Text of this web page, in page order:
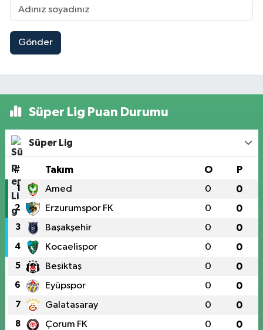
Gönder
Süper Lig Puan Durumu
Süper Lig
# Takım O P
1 Amed 0 0
2 Erzurumspor FK 0 0
3 Başakşehir 0 0
4 Kocaelispor 0 0
5 Beşiktaş 0 0
6 Eyüpspor 0 0
7 Galatasaray 0 0
8 Çorum FK 0 0